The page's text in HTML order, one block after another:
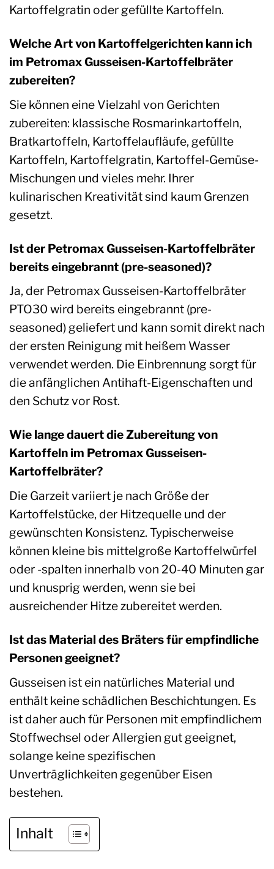
Kartoffelgratin oder gefüllte Kartoffeln.
Welche Art von Kartoffelgerichten kann ich
im Petromax Gusseisen-Kartoffelbräter
zubereiten?
Sie können eine Vielzahl von Gerichten
zubereiten: klassische Rosmarinkartoffeln,
Bratkartoffeln, Kartoffelaufläufe, gefüllte
Kartoffeln, Kartoffelgratin, Kartoffel-Gemüse-
Mischungen und vieles mehr. Ihrer
kulinarischen Kreativität sind kaum Grenzen
gesetzt.
Ist der Petromax Gusseisen-Kartoffelbräter
bereits eingebrannt (pre-seasoned)?
Ja, der Petromax Gusseisen-Kartoffelbräter
PTO30 wird bereits eingebrannt (pre-
seasoned) geliefert und kann somit direkt nach
der ersten Reinigung mit heißem Wasser
verwendet werden. Die Einbrennung sorgt für
die anfänglichen Antihaft-Eigenschaften und
den Schutz vor Rost.
Wie lange dauert die Zubereitung von
Kartoffeln im Petromax Gusseisen-
Kartoffelbräter?
Die Garzeit variiert je nach Größe der
Kartoffelstücke, der Hitzequelle und der
gewünschten Konsistenz. Typischerweise
können kleine bis mittelgroße Kartoffelwürfel
oder -spalten innerhalb von 20-40 Minuten gar
und knusprig werden, wenn sie bei
ausreichender Hitze zubereitet werden.
Ist das Material des Bräters für empfindliche
Personen geeignet?
Gusseisen ist ein natürliches Material und
enthält keine schädlichen Beschichtungen. Es
ist daher auch für Personen mit empfindlichem
Stoffwechsel oder Allergien gut geeignet,
solange keine spezifischen
Unverträglichkeiten gegenüber Eisen
bestehen.
Inhalt